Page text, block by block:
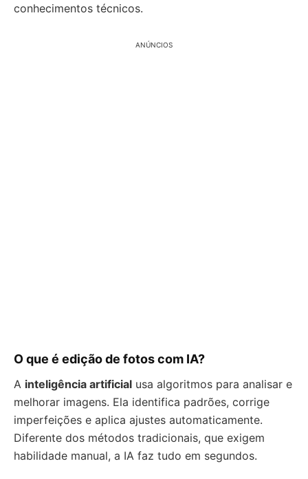
conhecimentos técnicos.
ANÚNCIOS
O que é edição de fotos com IA?
A inteligência artificial usa algoritmos para analisar e
melhorar imagens. Ela identifica padrões, corrige
imperfeições e aplica ajustes automaticamente.
Diferente dos métodos tradicionais, que exigem
habilidade manual, a IA faz tudo em segundos.